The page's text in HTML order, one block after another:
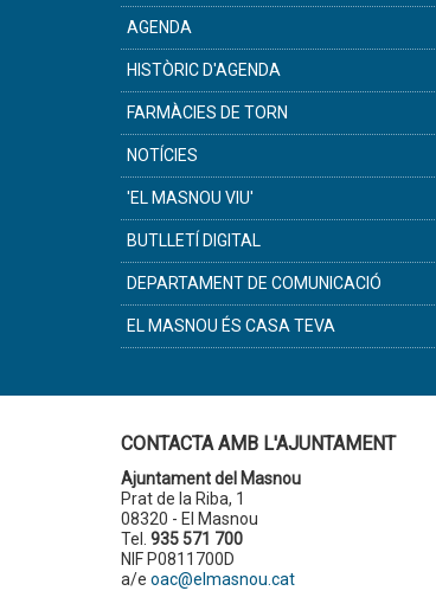
AGENDA
HISTÒRIC D'AGENDA
FARMÀCIES DE TORN
NOTÍCIES
'EL MASNOU VIU'
BUTLLETÍ DIGITAL
DEPARTAMENT DE COMUNICACIÓ
EL MASNOU ÉS CASA TEVA
CONTACTA AMB L'AJUNTAMENT
Ajuntament del Masnou
Prat de la Riba, 1
08320 - El Masnou
Tel. 935 571 700
NIF P0811700D
a/e oac@elmasnou.cat